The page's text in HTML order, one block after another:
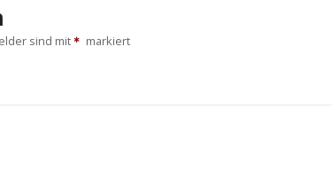
sind mit markiert